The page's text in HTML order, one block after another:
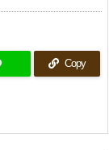
Copy